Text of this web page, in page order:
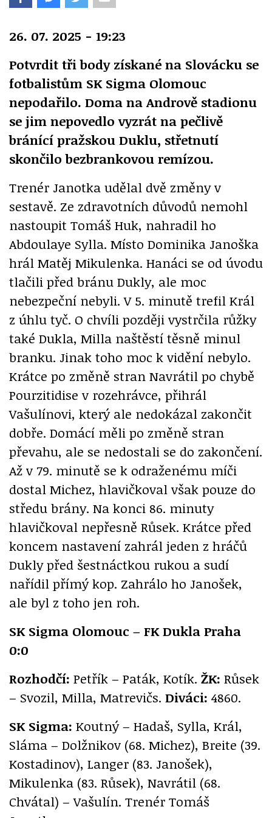
26. 07. 2025 - 19:23
Potvrdit tři body získané na Slovácku se
fotbalistům SK Sigma Olomouc
nepodařilo. Doma na Andrově stadionu
se jim nepovedlo vyzrát na pečlivě
bránící pražskou Duklu, střetnutí
skončilo bezbrankovou remízou.
Trenér Janotka udělal dvě změny v
sestavě. Ze zdravotních důvodů nemohl
nastoupit Tomáš Huk, nahradil ho
Abdoulaye Sylla. Místo Dominika Janoška
hrál Matěj Mikulenka. Hanáci se od úvodu
tlačili před bránu Dukly, ale moc
nebezpeční nebyli. V 5. minutě trefil Král
z úhlu tyč. O chvíli později vystrčila růžky
také Dukla, Milla naštěstí těsně minul
branku. Jinak toho moc k vidění nebylo.
Krátce po změně stran Navrátil po chybě
Pourzitidise v rozehrávce, přihrál
Vašulínovi, který ale nedokázal zakončit
dobře. Domácí měli po změně stran
převahu, ale se nedostali se do zakončení.
Až v 79. minutě se k odraženému míči
dostal Michez, hlavičkoval však pouze do
středu brány. Na konci 86. minuty
hlavičkoval nepřesně Růsek. Krátce před
koncem nastavení zahrál jeden z hráčů
Dukly před šestnáctkou rukou a sudí
nařídil přímý kop. Zahrálo ho Janošek,
ale byl z toho jen roh.
SK Sigma Olomouc – FK Dukla Praha
0:0
Rozhodčí: Petřík – Paták, Kotík. ŽK: Růsek
– Svozil, Milla, Matrevičs. Diváci: 4860.
SK Sigma: Koutný – Hadaš, Sylla, Král,
Sláma – Dolžnikov (68. Michez), Breite (39.
Kostadinov), Langer (83. Janošek),
Mikulenka (83. Růsek), Navrátil (68.
Chvátal) – Vašulín. Trenér Tomáš